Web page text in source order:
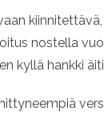
nostella
kyllä hankki